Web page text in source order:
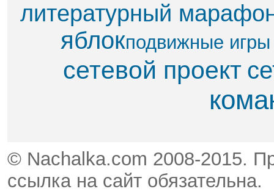
литературный
яблок​подвижные игры
сетевой проект
© Nachalka.com 2008-2015.
ссылка на сайт обязательна.